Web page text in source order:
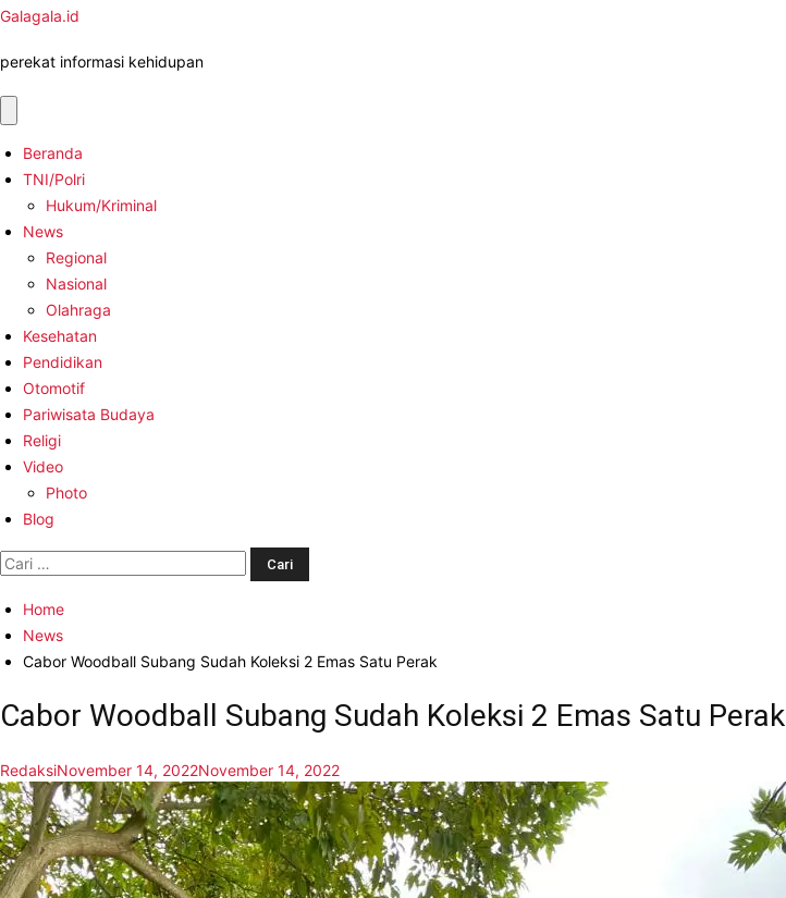
Galagala.id
perekat informasi kehidupan
Beranda
TNI/Polri
Hukum/Kriminal
News
Regional
Nasional
Olahraga
Kesehatan
Pendidikan
Otomotif
Pariwisata Budaya
Religi
Video
Photo
Blog
Cari
untuk:
Home
News
Cabor Woodball Subang Sudah Koleksi 2 Emas Satu Perak
Cabor Woodball Subang Sudah Koleksi 2 Emas Satu Perak
RedaksiNovember 14, 2022November 14, 2022